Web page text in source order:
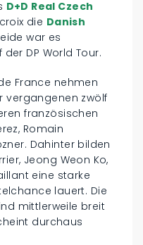
D+D Real Czech
die Danish
war es
DP World Tour.
France nehmen
vergangenen zwölf
französischen
Romain
Dahinter bilden
Jeong Weon Ko,
eine starke
lauert. Die
mittlerweile breit
durchaus